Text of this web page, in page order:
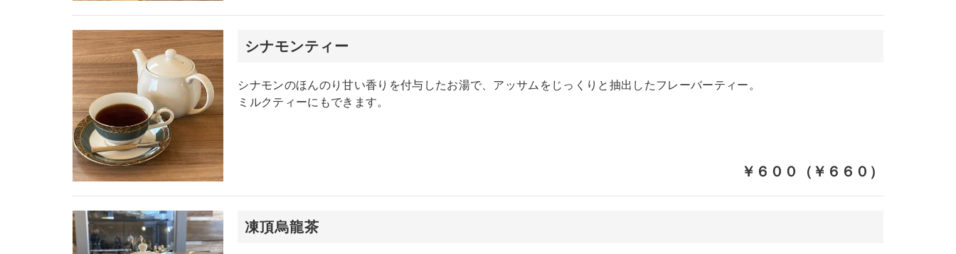
シナモンティー
シナモンのほんのり甘い香りを付与したお湯で、アッサムをじっくりと抽出したフレーバーティー。
ミルクティーにもできます。
￥６００（￥６６０）
凍頂烏龍茶